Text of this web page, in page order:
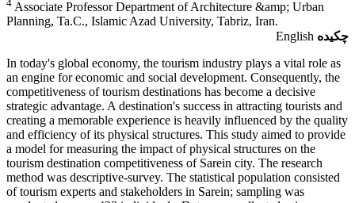
4 Associate Professor Department of Architecture &amp; Urban
Planning, Ta.C., Islamic Azad University, Tabriz, Iran.
چکیده English
In today's global economy, the tourism industry plays a vital role as
an engine for economic and social development. Consequently, the
competitiveness of tourism destinations has become a decisive
strategic advantage. A destination's success in attracting tourists and
creating a memorable experience is heavily influenced by the quality
and efficiency of its physical structures. This study aimed to provide
a model for measuring the impact of physical structures on the
tourism destination competitiveness of Sarein city. The research
method was descriptive-survey. The statistical population consisted
of tourism experts and stakeholders in Sarein; sampling was